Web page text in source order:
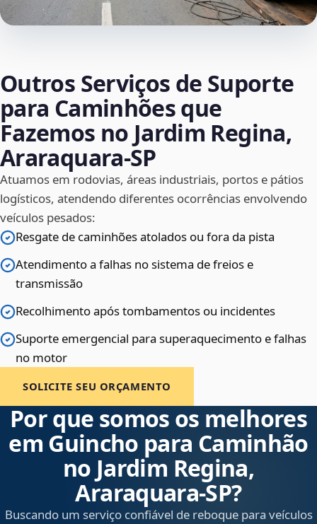
Outros Serviços de Suporte
para Caminhões que
Fazemos no Jardim Regina,
Araraquara‑SP
Atuamos em rodovias, áreas industriais, portos e pátios
logísticos, atendendo diferentes ocorrências envolvendo
veículos pesados:
Resgate de caminhões atolados ou fora da pista
Atendimento a falhas no sistema de freios e
transmissão
Recolhimento após tombamentos ou incidentes
Suporte emergencial para superaquecimento e falhas
no motor
SOLICITE SEU ORÇAMENTO
Por que somos os melhores
em Guincho para Caminhão
no Jardim Regina,
Araraquara‑SP?
Buscando um serviço confiável de reboque para veículos